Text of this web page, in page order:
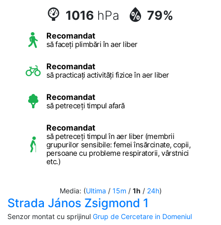
1016 hPa 79%
Recomandat
să faceți plimbări în aer liber
Recomandat
să practicați activități fizice în aer liber
Recomandat
să petreceți timpul afară
Recomandat
să petreceți timpul în aer liber (membrii
grupurilor sensibile: femei însărcinate, copii,
persoane cu probleme respiratorii, vârstnici
etc.)
Media: (Ultima / 15m / 1h / 24h)
Strada János Zsigmond 1
Senzor montat cu sprijinul Grup de Cercetare in Domeniul